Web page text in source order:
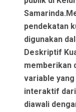
pendekatan
digunakan
Deskriptif
memberikan
variable
interaktif dari
diawali